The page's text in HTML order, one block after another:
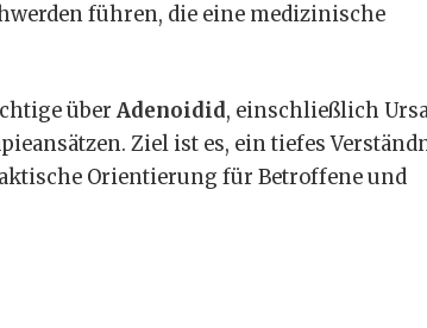
führen, die eine medizinische
über Adenoidid, einschließlich
Ziel ist es, ein tiefes
Orientierung für Betroffene und